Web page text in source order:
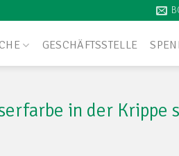
GESCHÄFTSSTELLE
in der Krippe